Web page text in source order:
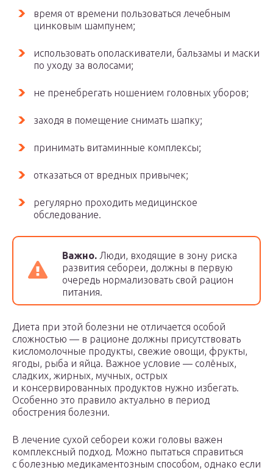
время от времени пользоваться лечебным
цинковым шампунем;
использовать ополаскиватели, бальзамы и маски
по уходу за волосами;
не пренебрегать ношением головных уборов;
заходя в помещение снимать шапку;
принимать витаминные комплексы;
отказаться от вредных привычек;
регулярно проходить медицинское
обследование.
Важно. Люди, входящие в зону риска
развития себореи, должны в первую
очередь нормализовать свой рацион
питания.
Диета при этой болезни не отличается особой
сложностью — в рационе должны присутствовать
кисломолочные продукты, свежие овощи, фрукты,
ягоды, рыба и яйца. Важное условие — солёных,
сладких, жирных, мучных, острых
и консервированных продуктов нужно избегать.
Особенно это правило актуально в период
обострения болезни.
В лечение сухой себореи кожи головы важен
комплексный подход. Можно пытаться справиться
с болезнью медикаментозным способом, однако если